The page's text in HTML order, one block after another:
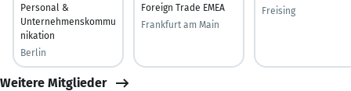
Personal &
Unternehmenskommu
nikation
Berlin
Foreign Trade EMEA
Frankfurt am Main
Freising
Weitere Mitglieder